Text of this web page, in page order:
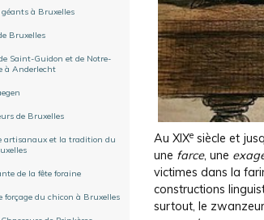
à Bruxelles
Bruxelles
Saint-Guidon et de Notre-
à Anderlecht
de Bruxelles
artisanaux et la tradition du
de la fête foraine
forçage du chicon à Bruxelles
Au XIXe siècle et
une farce, une
victimes dans la
constructions
surtout, le